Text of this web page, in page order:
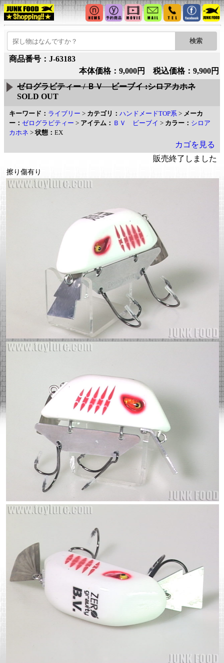
商品番号：J-63183
本体価格：9,000円 税込価格：9,900円
ゼログラビティー / ＢＶ ビーブイ :シロアカホネ
SOLD OUT
キーワード： ライブリー > カテゴリ： ハンドメードTOP系 > メーカ
ー： ゼログラビティー > アイテム： ＢＶ ビーブイ > カラー： シロア
カホネ >状態： EX
カゴを見る
販売終了しました
擦り傷有り